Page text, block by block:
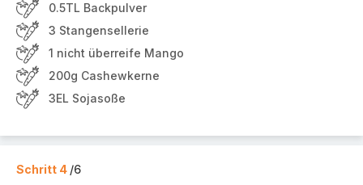
0.5TL Backpulver
3 Stangensellerie
1 nicht überreife Mango
200g Cashewkerne
3EL Sojasoße
Schritt 4 /6